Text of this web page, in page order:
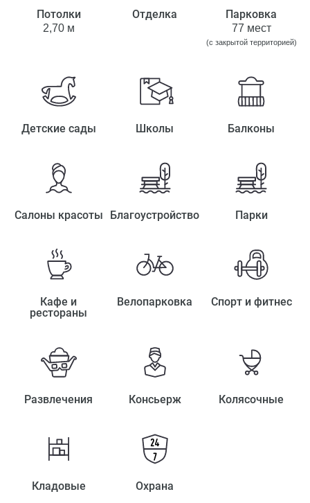
Потолки
2,70 м
Отделка Парковка
77 мест
(с закрытой территорией)
Детские сады Школы Балконы
Салоны красоты Благоустройство Парки
Кафе и
рестораны
Велопарковка Спорт и фитнес
Развлечения Консьерж Колясочные
Кладовые Охрана